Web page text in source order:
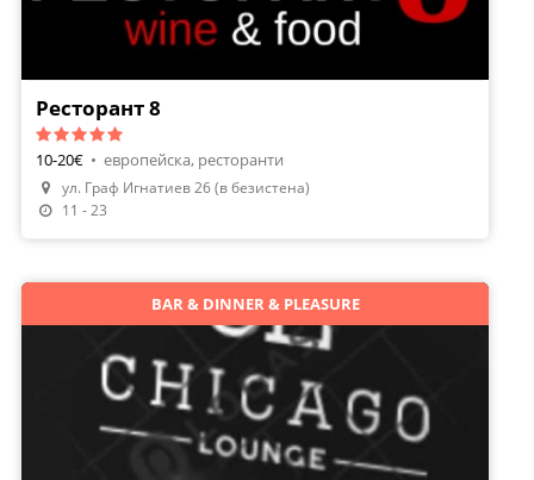
Ресторант 8
10-20€ • европейска, ресторанти
ул. Граф Игнатиев 26 (в безистена)
11 - 23
BAR & DINNER & PLEASURE